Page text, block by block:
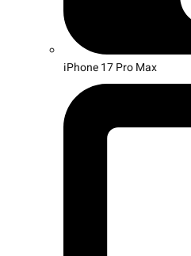
iPhone 17 Pro Max